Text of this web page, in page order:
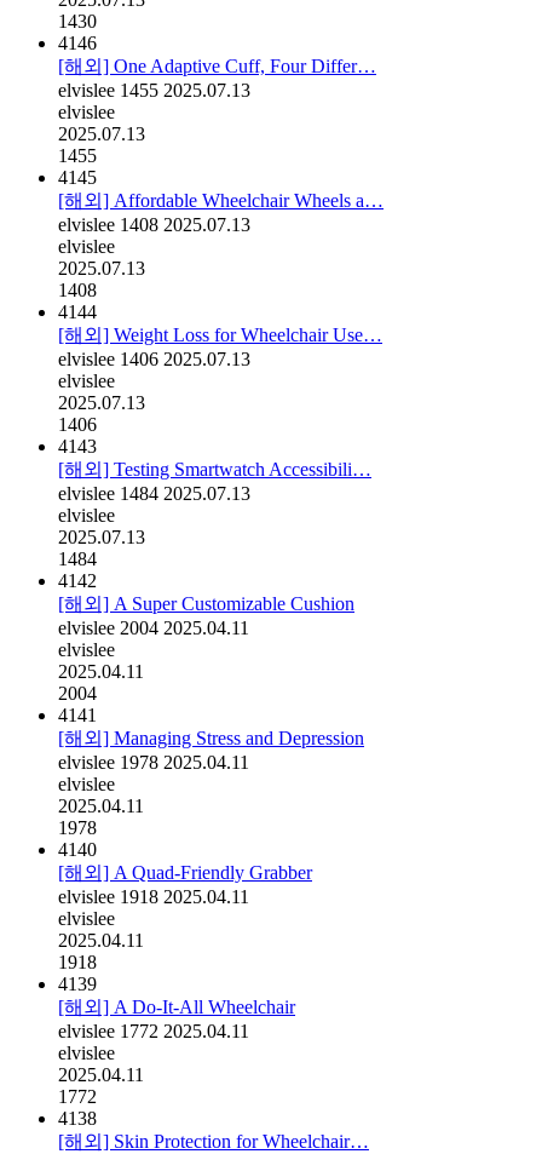
1430
4146
[해외] One Adaptive Cuff, Four Differ…
elvislee 1455 2025.07.13
elvislee
2025.07.13
1455
4145
[해외] Affordable Wheelchair Wheels a…
elvislee 1408 2025.07.13
elvislee
2025.07.13
1408
4144
[해외] Weight Loss for Wheelchair Use…
elvislee 1406 2025.07.13
elvislee
2025.07.13
1406
4143
[해외] Testing Smartwatch Accessibili…
elvislee 1484 2025.07.13
elvislee
2025.07.13
1484
4142
[해외] A Super Customizable Cushion
elvislee 2004 2025.04.11
elvislee
2025.04.11
2004
4141
[해외] Managing Stress and Depression
elvislee 1978 2025.04.11
elvislee
2025.04.11
1978
4140
[해외] A Quad-Friendly Grabber
elvislee 1918 2025.04.11
elvislee
2025.04.11
1918
4139
[해외] A Do-It-All Wheelchair
elvislee 1772 2025.04.11
elvislee
2025.04.11
1772
4138
[해외] Skin Protection for Wheelchair…